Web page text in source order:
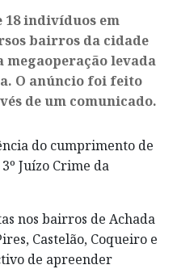
18 indivíduos em
bairros da cidade
megaoperação levada
O anúncio foi feito
de um comunicado.
do cumprimento de
Juízo Crime da
nos bairros de Achada
Castelão, Coqueiro e
de apreender